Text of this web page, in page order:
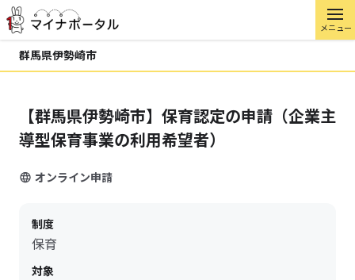
メニュー
群馬県伊勢崎市
【群馬県伊勢崎市】保育認定の申請（企業主
導型保育事業の利用希望者）
オンライン申請
制度
保育
対象